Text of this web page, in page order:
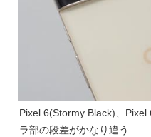
Pixel 6(Stormy Black)、
ラ部の段差がかなり違う